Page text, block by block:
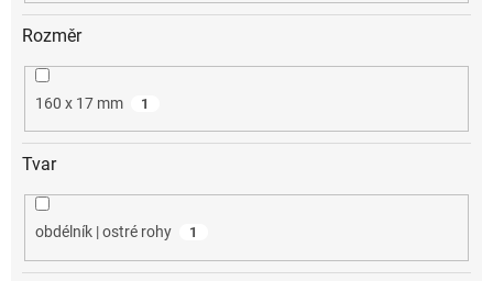
Rozměr
160 x 17 mm 1
Tvar
obdélník | ostré rohy 1